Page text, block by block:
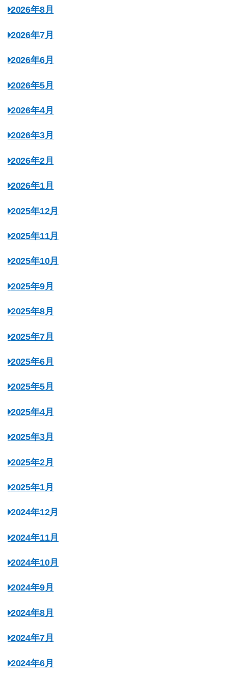
2026年8月
2026年7月
2026年6月
2026年5月
2026年4月
2026年3月
2026年2月
2026年1月
2025年12月
2025年11月
2025年10月
2025年9月
2025年8月
2025年7月
2025年6月
2025年5月
2025年4月
2025年3月
2025年2月
2025年1月
2024年12月
2024年11月
2024年10月
2024年9月
2024年8月
2024年7月
2024年6月